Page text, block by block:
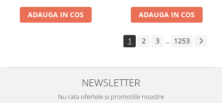
ADAUGA IN COS ADAUGA IN COS
1 2 3 ... 1253
NEWSLETTER
Nu rata ofertele si promotiile noastre